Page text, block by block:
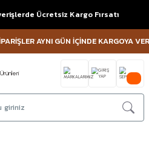
Ücretsiz Kargo Fırsatı
AYNI GÜN İÇİNDE KARGOYA